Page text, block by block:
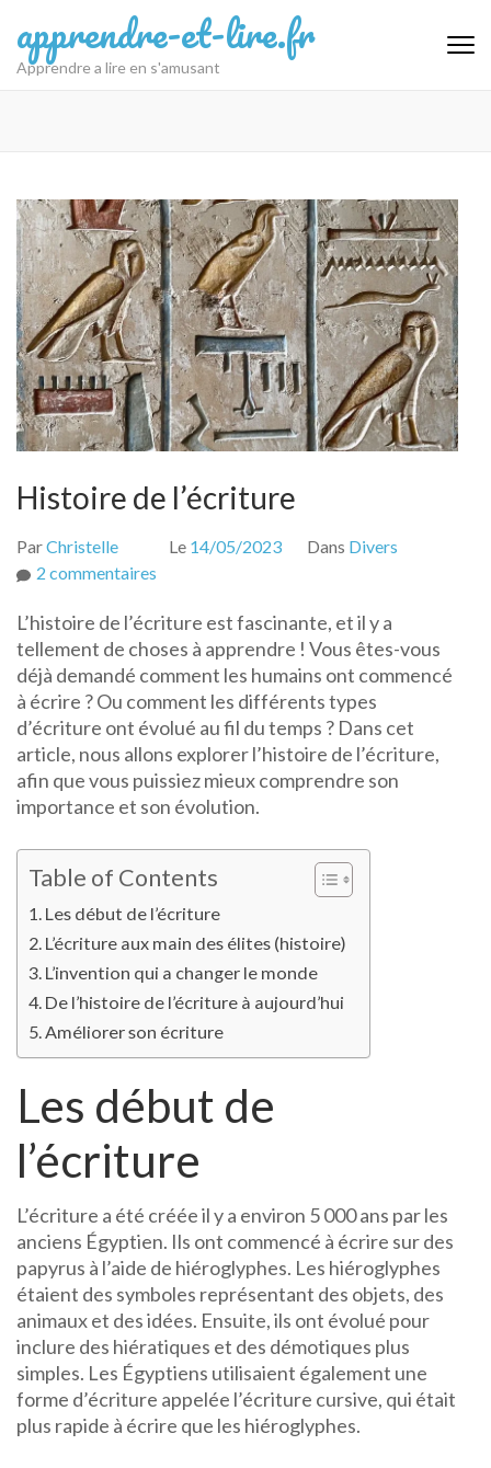
au
contenu
apprendre-et-lire.fr
Apprendre a lire en s'amusant
Histoire de l’écriture
ParChristelle Le 14/05/2023 Dans Divers
2 commentaires
de
l’écriture
L’histoire de l’écriture est fascinante, et il y a
tellement de choses à apprendre ! Vous êtes-vous
déjà demandé comment les humains ont commencé
à écrire ? Ou comment les différents types
d’écriture ont évolué au fil du temps ? Dans cet
article, nous allons explorer l’histoire de l’écriture,
afin que vous puissiez mieux comprendre son
importance et son évolution.
Table of Contents
Les début de l’écriture
L’écriture aux main des élites (histoire)
L’invention qui a changer le monde
De l’histoire de l’écriture à aujourd’hui
Améliorer son écriture
Les début de
l’écriture
L’écriture a été créée il y a environ 5 000 ans par les
anciens Égyptien. Ils ont commencé à écrire sur des
papyrus à l’aide de hiéroglyphes. Les hiéroglyphes
étaient des symboles représentant des objets, des
animaux et des idées. Ensuite, ils ont évolué pour
inclure des hiératiques et des démotiques plus
simples. Les Égyptiens utilisaient également une
forme d’écriture appelée l’écriture cursive, qui était
plus rapide à écrire que les hiéroglyphes.